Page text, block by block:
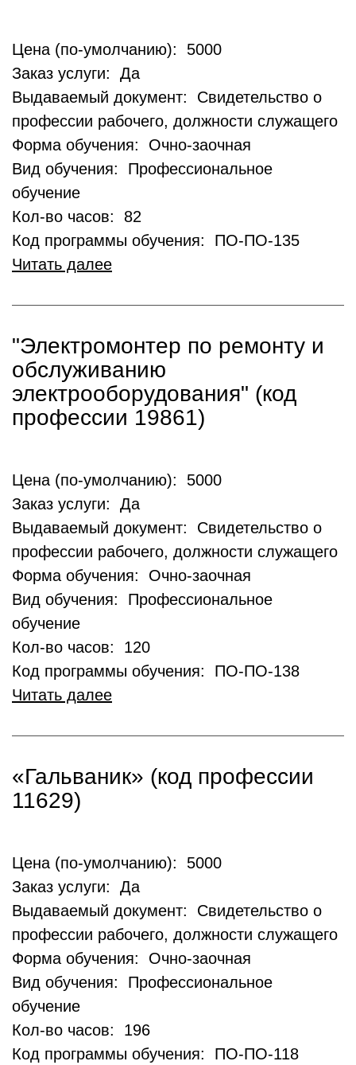
Цена (по-умолчанию): 5000
Заказ услуги: Да
Выдаваемый документ: Свидетельство о
профессии рабочего, должности служащего
Форма обучения: Очно-заочная
Вид обучения: Профессиональное
обучение
Кол-во часов: 82
Код программы обучения: ПО-ПО-135
Читать далее
"Электромонтер по ремонту и
обслуживанию
электрооборудования" (код
профессии 19861)
Цена (по-умолчанию): 5000
Заказ услуги: Да
Выдаваемый документ: Свидетельство о
профессии рабочего, должности служащего
Форма обучения: Очно-заочная
Вид обучения: Профессиональное
обучение
Кол-во часов: 120
Код программы обучения: ПО-ПО-138
Читать далее
«Гальваник» (код профессии
11629)
Цена (по-умолчанию): 5000
Заказ услуги: Да
Выдаваемый документ: Свидетельство о
профессии рабочего, должности служащего
Форма обучения: Очно-заочная
Вид обучения: Профессиональное
обучение
Кол-во часов: 196
Код программы обучения: ПО-ПО-118